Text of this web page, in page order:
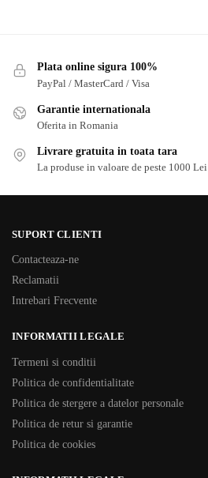
Plata online sigura 100%
PayPal / MasterCard / Visa
Garantie internationala
Oferita in Romania
Livrare gratuita in toata tara
La produse in valoare de peste 1000 Lei
SUPORT CLIENTI
Contacteaza-ne
Reclamatii
Intrebari Frecvente
INFORMATII LEGALE
Termeni si conditii
Politica de confidentialitate
Politica de stergere a datelor personale
Politica de retur si garantie
Politica de cookies